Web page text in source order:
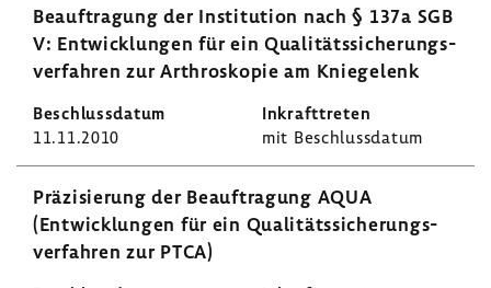
Beauf­tra­gung der Insti­tu­tion nach § 137a SGB
V: Entwick­lungen für ein Quali­täts­si­che­rungs­
ver­fahren zur Arthro­skopie am Knie­ge­lenk
11.11.2010 mit Beschluss­datum
Präzi­sie­rung der Beauf­tra­gung AQUA
(Entwick­lungen für ein Quali­täts­si­che­rungs­
ver­fahren zur PTCA)